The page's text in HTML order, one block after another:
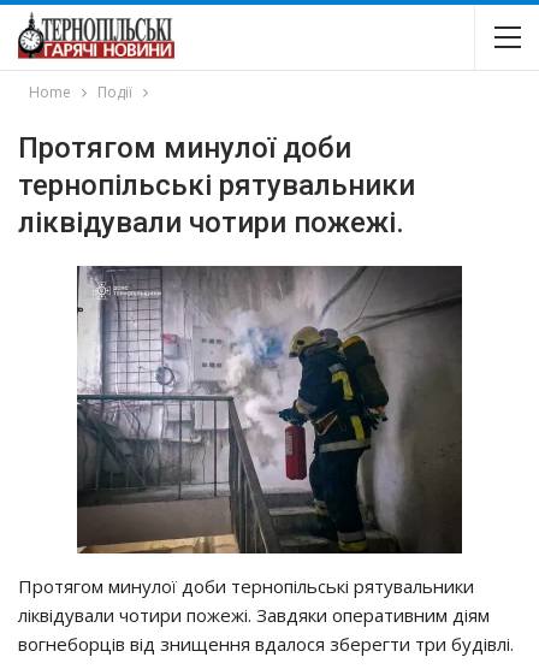
Home Події
Протягом минулої доби
тернопільські рятувальники
ліквідували чотири пожежі.
Протягом минулої доби тернопільські рятувальники
ліквідували чотири пожежі. Завдяки оперативним діям
вогнеборців від знищення вдалося зберегти три будівлі.